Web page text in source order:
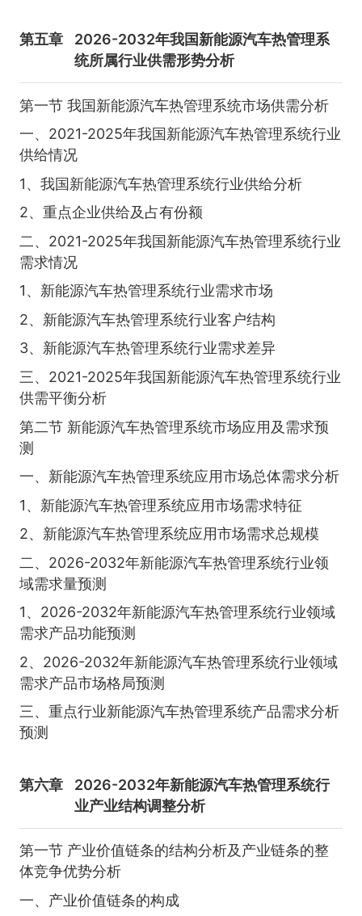
第五章
2026-2032年我国新能源汽车热管理系
统所属行业供需形势分析
第一节 我国新能源汽车热管理系统市场供需分析
一、2021-2025年我国新能源汽车热管理系统行业
供给情况
1、我国新能源汽车热管理系统行业供给分析
2、重点企业供给及占有份额
二、2021-2025年我国新能源汽车热管理系统行业
需求情况
1、新能源汽车热管理系统行业需求市场
2、新能源汽车热管理系统行业客户结构
3、新能源汽车热管理系统行业需求差异
三、2021-2025年我国新能源汽车热管理系统行业
供需平衡分析
第二节 新能源汽车热管理系统市场应用及需求预
测
一、新能源汽车热管理系统应用市场总体需求分析
1、新能源汽车热管理系统应用市场需求特征
2、新能源汽车热管理系统应用市场需求总规模
二、2026-2032年新能源汽车热管理系统行业领
域需求量预测
1、2026-2032年新能源汽车热管理系统行业领域
需求产品功能预测
2、2026-2032年新能源汽车热管理系统行业领域
需求产品市场格局预测
三、重点行业新能源汽车热管理系统产品需求分析
预测
第六章
2026-2032年新能源汽车热管理系统行
业产业结构调整分析
第一节 产业价值链条的结构分析及产业链条的整
体竞争优势分析
一、产业价值链条的构成